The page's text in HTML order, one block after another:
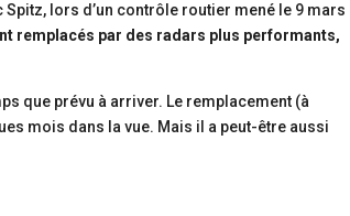
lors d’un contrôle routier mené le 9 mars
remplacés par des radars plus performants,
que prévu à arriver. Le remplacement (à
mois dans la vue. Mais il a peut-être aussi